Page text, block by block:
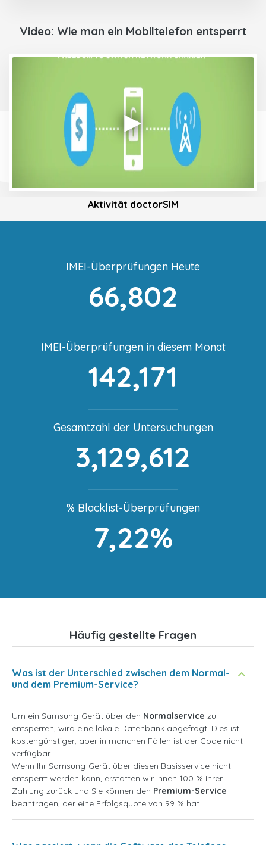
Video: Wie man ein Mobiltelefon entsperrt
Aktivität doctorSIM
IMEI-Überprüfungen Heute
66,802
IMEI-Überprüfungen in diesem Monat
142,171
Gesamtzahl der Untersuchungen
3,129,612
% Blacklist-Überprüfungen
7,22%
Häufig gestellte Fragen
Was ist der Unterschied zwischen dem Normal-
und dem Premium-Service?
Um ein Samsung-Gerät über den Normalservice zu
entsperren, wird eine lokale Datenbank abgefragt. Dies ist
kostengünstiger, aber in manchen Fällen ist der Code nicht
verfügbar.
Wenn Ihr Samsung-Gerät über diesen Basisservice nicht
entsperrt werden kann, erstatten wir Ihnen 100 % Ihrer
Zahlung zurück und Sie können den Premium-Service
beantragen, der eine Erfolgsquote von 99 % hat.